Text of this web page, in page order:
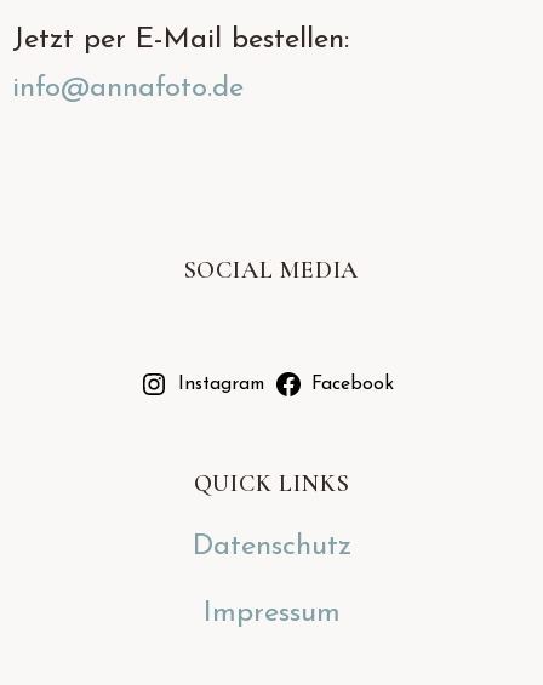
Jetzt per E-Mail bestellen:
info@annafoto.de
SOCIAL MEDIA
Instagram Facebook
QUICK LINKS
Datenschutz
Impressum